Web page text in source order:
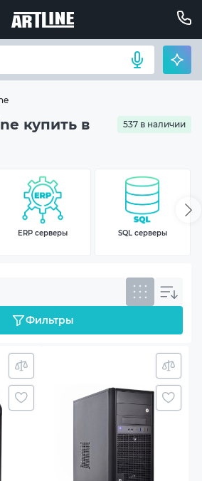
купить в
537 в наличии
ERP серверы SQL серверы
Фильтры